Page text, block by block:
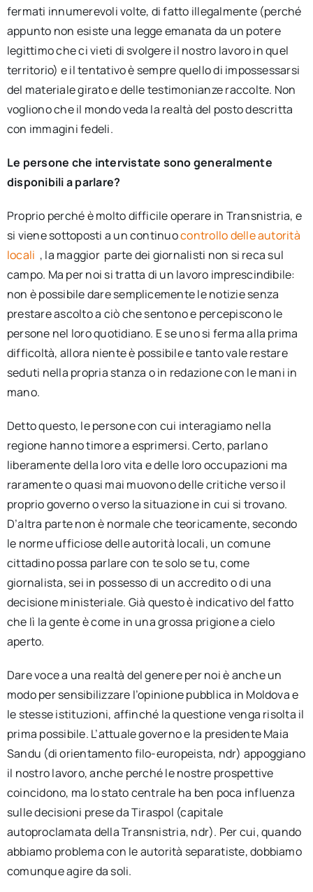
fermati innumerevoli volte, di fatto illegalmente (perché
appunto non esiste una legge emanata da un potere
legittimo che ci vieti di svolgere il nostro lavoro in quel
territorio) e il tentativo è sempre quello di impossessarsi
del materiale girato e delle testimonianze raccolte. Non
vogliono che il mondo veda la realtà del posto descritta
con immagini fedeli.
Le persone che intervistate sono generalmente
disponibili a parlare?
Proprio perché è molto difficile operare in Transnistria, e
si viene sottoposti a un continuocontrollo delle autorità
locali , la maggior parte dei giornalisti non si reca sul
campo. Ma per noi si tratta di un lavoro imprescindibile:
non è possibile dare semplicemente le notizie senza
prestare ascolto a ciò che sentono e percepiscono le
persone nel loro quotidiano. E se uno si ferma alla prima
difficoltà, allora niente è possibile e tanto vale restare
seduti nella propria stanza o in redazione con le mani in
mano.
Detto questo, le persone con cui interagiamo nella
regione hanno timore a esprimersi. Certo, parlano
liberamente della loro vita e delle loro occupazioni ma
raramente o quasi mai muovono delle critiche verso il
proprio governo o verso la situazione in cui si trovano.
D’altra parte non è normale che teoricamente, secondo
le norme ufficiose delle autorità locali, un comune
cittadino possa parlare con te solo se tu, come
giornalista, sei in possesso di un accredito o di una
decisione ministeriale. Già questo è indicativo del fatto
che lì la gente è come in una grossa prigione a cielo
aperto.
Dare voce a una realtà del genere per noi è anche un
modo per sensibilizzare l’opinione pubblica in Moldova e
le stesse istituzioni, affinché la questione venga risolta il
prima possibile. L’attuale governo e la presidente Maia
Sandu (di orientamento filo-europeista, ndr) appoggiano
il nostro lavoro, anche perché le nostre prospettive
coincidono, ma lo stato centrale ha ben poca influenza
sulle decisioni prese da Tiraspol (capitale
autoproclamata della Transnistria, ndr). Per cui, quando
abbiamo problema con le autorità separatiste, dobbiamo
comunque agire da soli.